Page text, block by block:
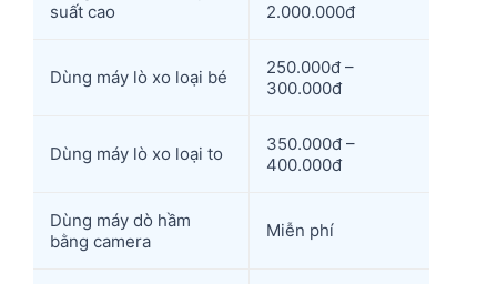
suất cao
2.000.000đ
Dùng máy lò xo loại bé
250.000đ –
300.000đ
Dùng máy lò xo loại to
350.000đ –
400.000đ
Dùng máy dò hầm
bằng camera
Miễn phí